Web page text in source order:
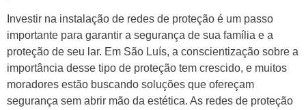
Investir na instalação de redes de proteção é um passo
importante para garantir a segurança de sua família e a
proteção de seu lar. Em São Luís, a conscientização sobre a
importância desse tipo de proteção tem crescido, e muitos
moradores estão buscando soluções que ofereçam
segurança sem abrir mão da estética. As redes de proteção